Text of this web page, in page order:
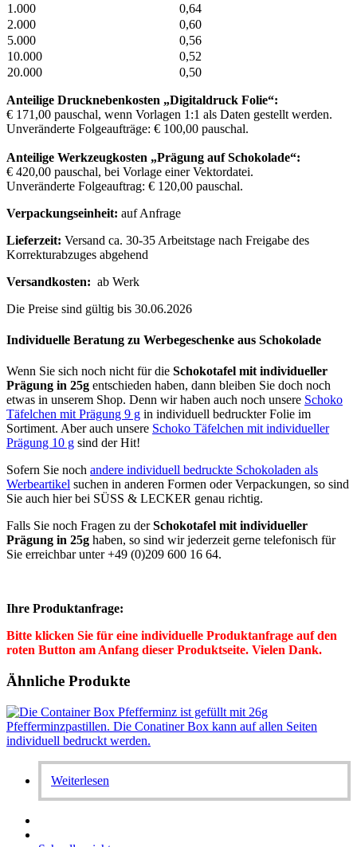
1.000
0,64
2.000
0,60
5.000
0,56
10.000
0,52
20.000
0,50
Anteilige Drucknebenkosten „Digitaldruck Folie“:
€ 171,00 pauschal, wenn Vorlagen 1:1 als Daten gestellt werden.
Unveränderte Folgeaufträge: € 100,00 pauschal.
Anteilige Werkzeugkosten „Prägung auf Schokolade“:
€ 420,00 pauschal, bei Vorlage einer Vektordatei.
Unveränderte Folgeauftrag: € 120,00 pauschal.
Verpackungseinheit: auf Anfrage
Lieferzeit: Versand ca. 30-35 Arbeitstage nach Freigabe des
Korrekturabzuges abgehend
Versandkosten: ab Werk
Die Preise sind gültig bis 30.06.2026
Individuelle Beratung zu Werbegeschenke aus Schokolade
Wenn Sie sich noch nicht für die Schokotafel mit individueller
Prägung in 25g entschieden haben, dann bleiben Sie doch noch
etwas in unserem Shop. Denn wir haben auch noch unsere Schoko
Täfelchen mit Prägung 9 g in individuell bedruckter Folie im
Sortiment. Aber auch unsere Schoko Täfelchen mit individueller
Prägung 10 g sind der Hit!
Sofern Sie noch andere individuell bedruckte Schokoladen als
Werbeartikel suchen in anderen Formen oder Verpackungen, so sind
Sie auch hier bei SÜSS & LECKER genau richtig.
Falls Sie noch Fragen zu derSchokotafel mit individueller
Prägung in 25g haben, so sind wir jederzeit gerne telefonisch für
Sie erreichbar unter +49 (0)209 600 16 64.
Ihre Produktanfrage:
Bitte klicken Sie für eine individuelle Produktanfrage auf den
roten Button am Anfang dieser Produktseite. Vielen Dank.
Ähnliche Produkte
Weiterlesen